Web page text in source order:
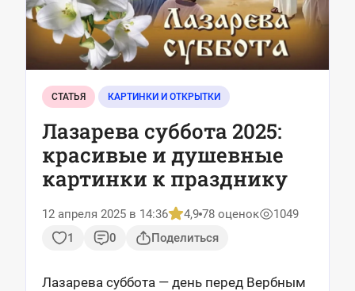
СТАТЬЯ КАРТИНКИ И ОТКРЫТКИ
Лазарева суббота 2025:
красивые и душевные
картинки к празднику
12 апреля 2025 в 14:36 4,9 78 оценок
1049
1
0 Поделиться
Лазарева суббота — день перед Вербным